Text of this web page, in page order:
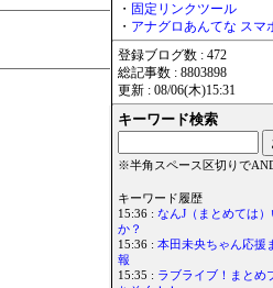
・ 固定リンクツール
・ アナグロあんてな スマ
登録ブログ数 : 472
総記事数 : 8803898
更新 : 08/06(木)15:31
キーワード検索
※半角スペース区切りで
キーワード履歴
15:36 : なんJ（まとめては
か？
15:36 : 本田未央ちゃん応援
報
15:35 : ラブライブ！まとめ